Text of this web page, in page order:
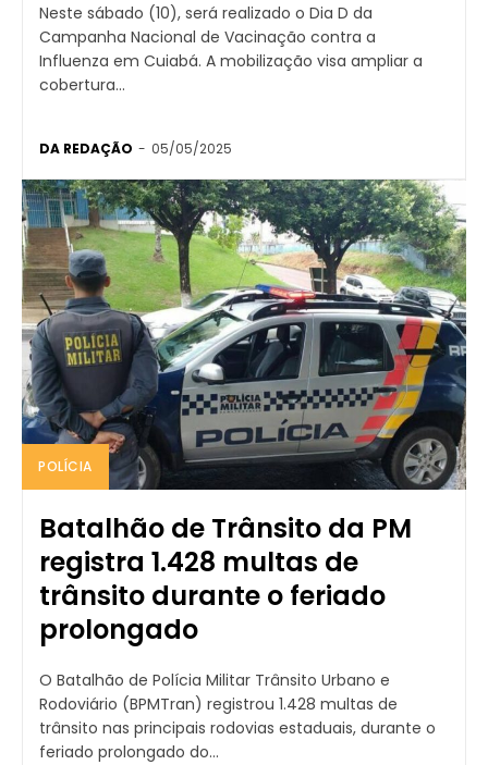
Neste sábado (10), será realizado o Dia D da
Campanha Nacional de Vacinação contra a
Influenza em Cuiabá. A mobilização visa ampliar a
cobertura...
DA REDAÇÃO - 05/05/2025
POLÍCIA
Batalhão de Trânsito da PM
registra 1.428 multas de
trânsito durante o feriado
prolongado
O Batalhão de Polícia Militar Trânsito Urbano e
Rodoviário (BPMTran) registrou 1.428 multas de
trânsito nas principais rodovias estaduais, durante o
feriado prolongado do...